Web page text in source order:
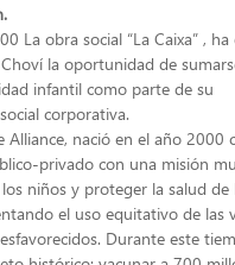
La obra social “La Caixa” ,
la oportunidad de
infantil como parte de su
corporativa.
Alliance, nació en el año 2000
privado con una misión
niños y proteger la salud de
el uso equitativo de las
Durante este